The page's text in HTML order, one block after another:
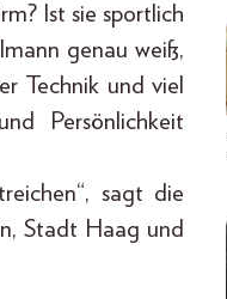
Ist sie sportlich
genau weiß,
Technik und viel
Persönlichkeit
sagt die
Stadt Haag und